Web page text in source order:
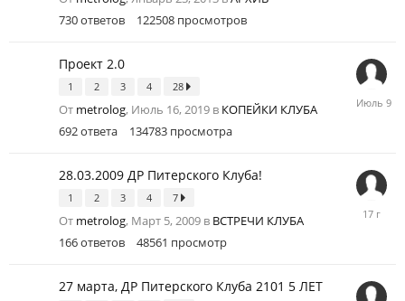
730ответов 122508 просмотров
Проект 2.0
1 2 3 4 28
От metrolog, Июль 16, 2019 в КОПЕЙКИ КЛУБА
692ответа 134783 просмотра
Июль
28.03.2009 ДР Питерского Клуба!
1 2 3 4 7
От metrolog, Март 5, 2009 в ВСТРЕЧИ КЛУБА
166ответов 48561 просмотр
Апрель
27 марта, ДР Питерского Клуба 2101 5 ЛЕТ